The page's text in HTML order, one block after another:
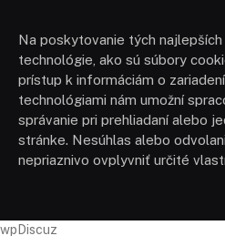
Na poskytovanie tých
technológie, ako sú súbory
prístup k informáciám o
technológiami nám umožní
správanie pri prehliadaní alebo
stránke. Nesúhlas alebo
nepriaznivo ovplyvniť určité
wpDiscuz